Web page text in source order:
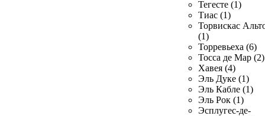
Тегесте (1)
Тиас (1)
Торвискас
(1)
Торревьеха (6)
Тосса де Мар (2)
Хавея (4)
Эль Дуке (1)
Эль Кабле (1)
Эль Рок (1)
Эсплугес-де-